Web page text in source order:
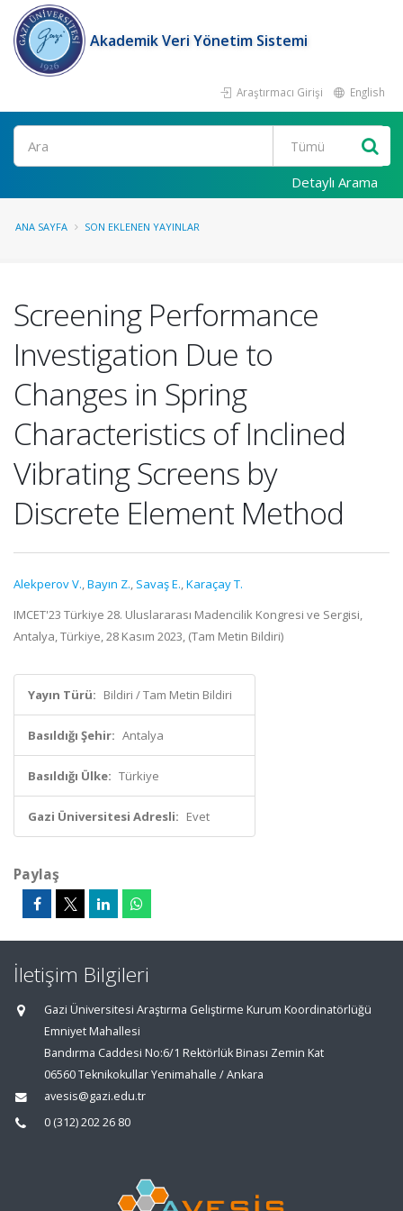
Akademik Veri Yönetim Sistemi
Araştırmacı Girişi English
Ara
Detaylı Arama
ANA SAYFA SON EKLENEN YAYINLAR
Screening Performance
Investigation Due to
Changes in Spring
Characteristics of Inclined
Vibrating Screens by
Discrete Element Method
Alekperov V.,Bayın Z., Savaş E.,Karaçay T.
IMCET'23 Türkiye 28. Uluslararası Madencilik Kongresi ve Sergisi,
Antalya, Türkiye, 28 Kasım 2023, (Tam Metin Bildiri)
Yayın Türü: Bildiri / Tam Metin Bildiri
Basıldığı Şehir: Antalya
Basıldığı Ülke: Türkiye
Gazi Üniversitesi Adresli: Evet
Paylaş
İletişim Bilgileri
Gazi Üniversitesi Araştırma Geliştirme Kurum Koordinatörlüğü
Emniyet Mahallesi
Bandırma Caddesi No:6/1 Rektörlük Binası Zemin Kat
06560 Teknikokullar Yenimahalle / Ankara
avesis@gazi.edu.tr
0 (312) 202 26 80